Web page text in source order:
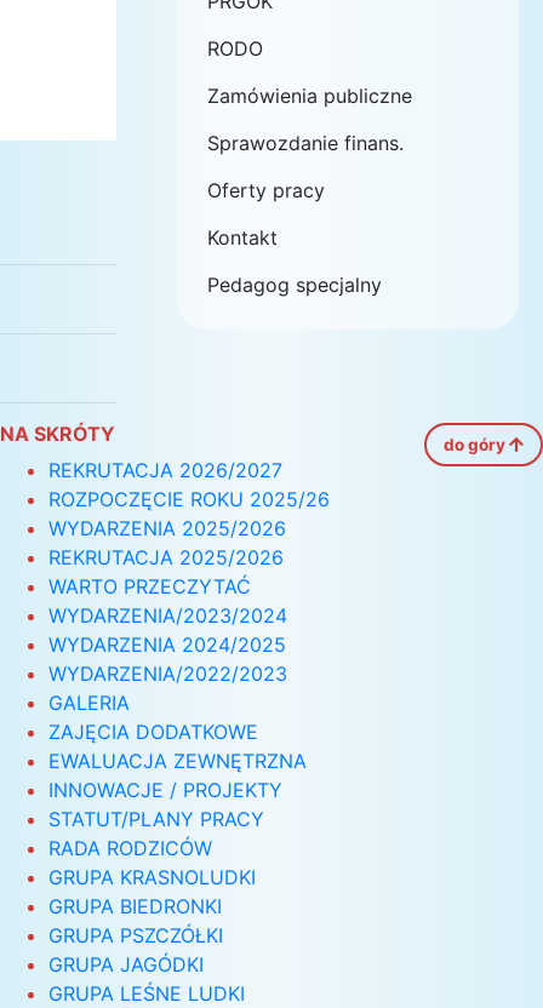
RODO
Zamówienia publiczne
Sprawozdanie finans.
Oferty pracy
Kontakt
Pedagog specjalny
NA SKRÓTY do góry
REKRUTACJA 2026/2027
ROZPOCZĘCIE ROKU 2025/26
WYDARZENIA 2025/2026
REKRUTACJA 2025/2026
WARTO PRZECZYTAĆ
WYDARZENIA/2023/2024
WYDARZENIA 2024/2025
WYDARZENIA/2022/2023
GALERIA
ZAJĘCIA DODATKOWE
EWALUACJA ZEWNĘTRZNA
INNOWACJE / PROJEKTY
STATUT/PLANY PRACY
RADA RODZICÓW
GRUPA KRASNOLUDKI
GRUPA BIEDRONKI
GRUPA PSZCZÓŁKI
GRUPA JAGÓDKI
GRUPA LEŚNE LUDKI